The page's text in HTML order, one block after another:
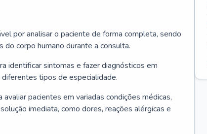
por analisar o paciente de forma completa, sendo
corpo humano durante a consulta.
identificar sintomas e fazer diagnósticos em
tipos de especialidade.
pacientes em variadas condições médicas,
imediata, como dores, reações alérgicas e